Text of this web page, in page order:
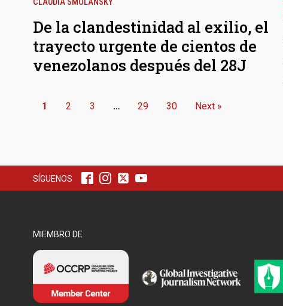
CLAUDIA SMOLANSKY
De la clandestinidad al exilio, el
trayecto urgente de cientos de
venezolanos después del 28J
1 2 3 … 29 30 Next »
SÍGUENOS
MIEMBRO DE